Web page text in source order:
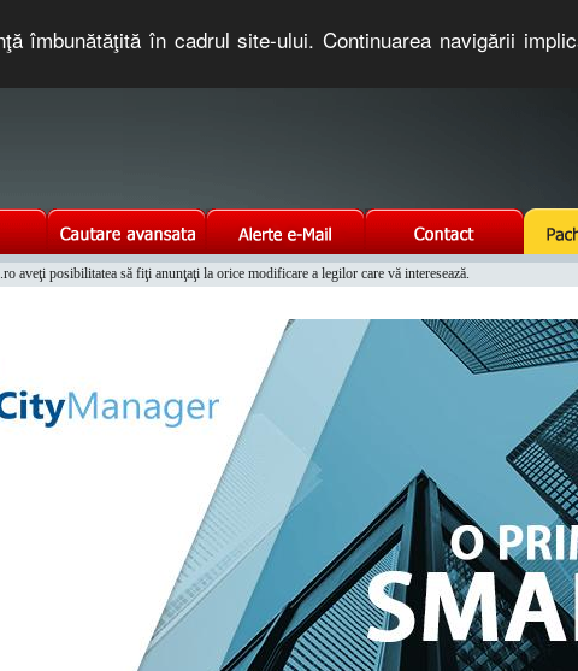
îmbunătăţită în cadrul site-ului. Continuarea navigării
aveţi posibilitatea să fiţi anunţaţi la orice modificare a legilor care vă interesează.